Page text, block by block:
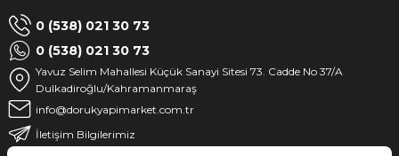
0 (538) 021 30 73
0 (538) 021 30 73
Yavuz Selim Mahallesi Küçük Sanayi Sitesi 73. Cadde No 37/A
Dulkadiroğlu/Kahramanmaraş
info@dorukyapimarket.com.tr
İletişim Bilgilerimiz